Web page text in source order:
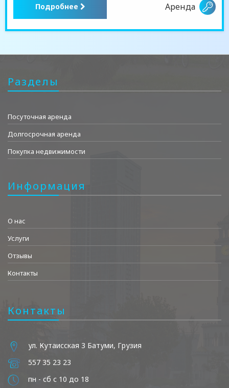
Подробнее Аренда
Разделы
Посуточная аренда
Долгосрочная аренда
Покупка недвижимости
Информация
О нас
Услуги
Отзывы
Контакты
Контакты
ул. Кутаисская 3 Батуми, Грузия
557 35 23 23
пн - сб с 10 до 18